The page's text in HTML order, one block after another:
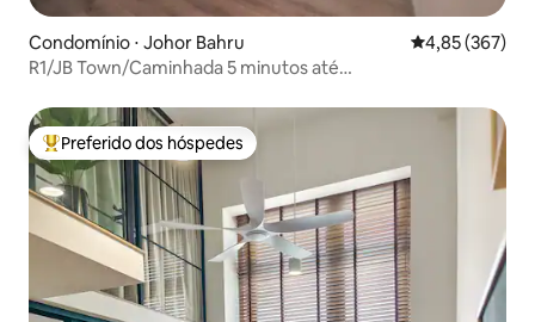
Condomínio ⋅ Johor Bahru 4,85 de uma
4,85 (367)
R1/JB Town/Caminhada 5 minutos até
Entre os melhores preferidos dos hóspedes
Preferido dos hóspedes